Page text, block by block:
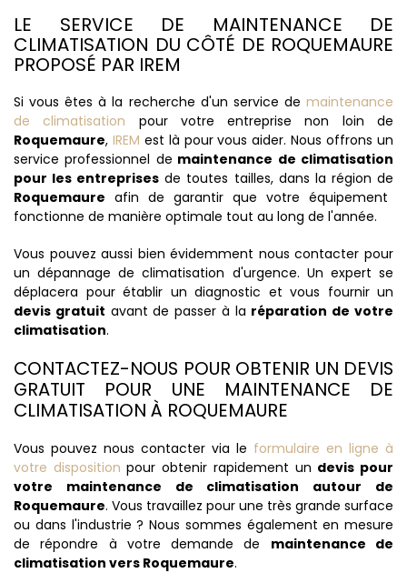
LE SERVICE DE MAINTENANCE DE
CLIMATISATION DU CÔTÉ DE ROQUEMAURE
PROPOSÉ PAR IREM
Si vous êtes à la recherche d'un service de maintenance
de climatisation pour votre entreprise non loin de
Roquemaure, IREM est là pour vous aider. Nous offrons un
service professionnel de maintenance de climatisation
pour les entreprises de toutes tailles, dans la région de
Roquemaure afin de garantir que votre équipement
fonctionne de manière optimale tout au long de l'année.
Vous pouvez aussi bien évidemment nous contacter pour
un dépannage de climatisation d'urgence. Un expert se
déplacera pour établir un diagnostic et vous fournir un
devis gratuit avant de passer à la réparation de votre
climatisation.
CONTACTEZ-NOUS POUR OBTENIR UN DEVIS
GRATUIT POUR UNE MAINTENANCE DE
CLIMATISATION À ROQUEMAURE
Vous pouvez nous contacter via le formulaire en ligne à
votre disposition pour obtenir rapidement un devis pour
votre maintenance de climatisation autour de
Roquemaure. Vous travaillez pour une très grande surface
ou dans l'industrie ? Nous sommes également en mesure
de répondre à votre demande de maintenance de
climatisation vers Roquemaure.